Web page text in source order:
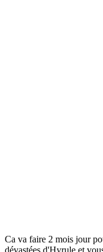
Ca va faire 2 mois jour
dévastées d'Hyrule et